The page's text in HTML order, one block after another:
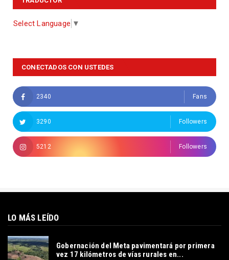
Select Language ▼
CONECTADOS CON USTEDES
2340 Fans
3290 Followers
5212 Followers
LO MÁS LEÍDO
Gobernación del Meta pavimentará por primera
vez 17 kilómetros de vías rurales en...